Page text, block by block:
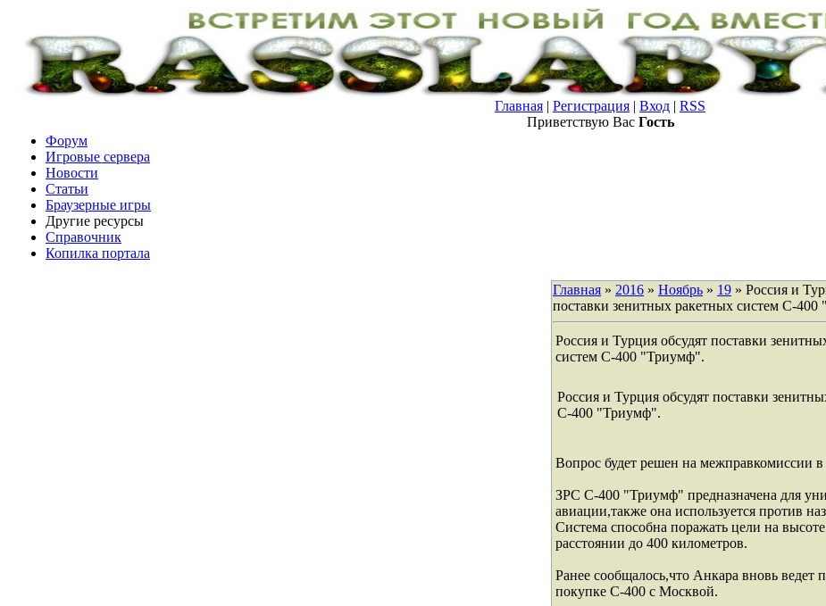
Главная | Регистрация | Вход | RSS
Приветствую Вас Гость
Форум
Игровые сервера
Новости
Статьи
Браузерные игры
Другие ресурсы
Справочник
Копилка портала
Главная » 2016 » Ноябрь » 19 » Россия и
поставки зенитных ракетных систем С-
Россия и Турция обсудят поставки
систем С-400 "Триумф".
Россия и Турция обсудят поставки
С-400 "Триумф".
Вопрос будет решен на межправкомиссии
ЗРС С-400 "Триумф" предназначена для
авиации,также она используется против
Система способна поражать цели на
расстоянии до 400 километров.
Ранее сообщалось,что Анкара вновь ведет
покупке С-400 с Москвой.